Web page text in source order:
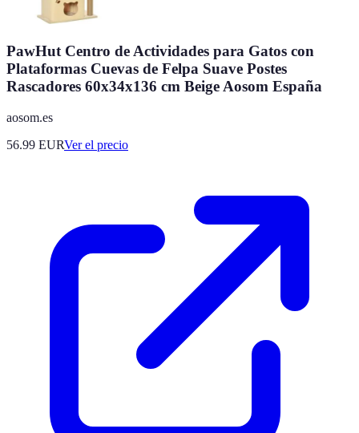
PawHut Centro de Actividades para Gatos con
Plataformas Cuevas de Felpa Suave Postes
Rascadores 60x34x136 cm Beige Aosom España
aosom.es
56.99 EURVer el precio